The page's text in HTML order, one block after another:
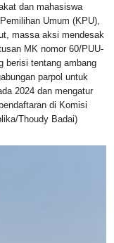
dan mahasiswa
Umum (KPU),
massa aksi mendesak
MK nomor 60/PUU-
berisi tentang ambang
parpol untuk
2024 dan mengatur
di Komisi
Thoudy Badai)